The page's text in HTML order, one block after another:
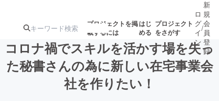
プロジェクトを掲
載するには
はじ
める
プロジェクト
をさがす
注目のリ 注目の新着プロ
ジェクト
募集終了が近いプ
ロ
グ
イ
ン
/
新
規
会
員
登
録
コロナ禍でスキルを活かす場を失っ
た秘書さんの為に新しい在宅事業会
社を作りたい！